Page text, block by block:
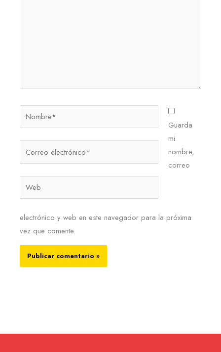
Nombre*
Guarda
mi
nombre,
correo
electrónico y web en este navegador para la próxima
vez que comente.